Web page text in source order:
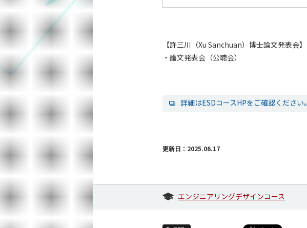
【許三川（Xu Sanchuan）博士論文発表会】
・論文発表会（公聴会）
詳細はESDコースHPをご確認ください。
更新日：2025.06.17
エンジニアリングデザインコース